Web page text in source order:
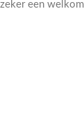
een